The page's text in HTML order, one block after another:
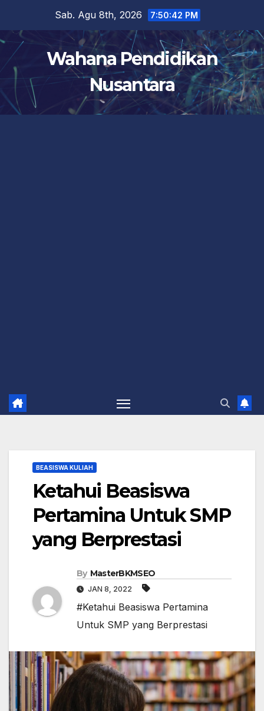
content
Sab. Agu 8th, 2026 7:50:43 PM
Wahana Pendidikan
Nusantara
BEASISWA KULIAH
Ketahui Beasiswa
Pertamina Untuk SMP
yang Berprestasi
By MasterBKMSEO
JAN 8, 2022
#Ketahui Beasiswa Pertamina
Untuk SMP yang Berprestasi